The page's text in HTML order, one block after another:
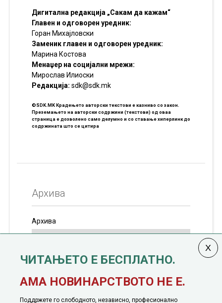
Дигитална редакција „Сакам да кажам“
Главен и одговорен уредник:
Горан Михајловски
Заменик главен и одговорен уредник:
Марина Костова
Менаџер на социјални мрежи:
Мирослав Илиоски
Редакцијa: sdk@sdk.mk
©SDK.MK Крадењето авторски текстови е казниво со закон.
Преземањето на авторски содржини (текстови) од оваа
страница е дозволено само делумно и со ставање хиперлинк до
содржината што се цитира
Архива
Архива
јануари, 1991 година
ЧИТАЊЕТО Е БЕСПЛАТНО.
АМА НОВИНАРСТВОТО НЕ Е.
Поддржете го слободното, независно, професионално